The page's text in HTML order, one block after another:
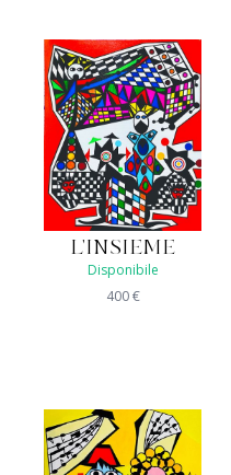
L'INSIEME
Disponibile
400€